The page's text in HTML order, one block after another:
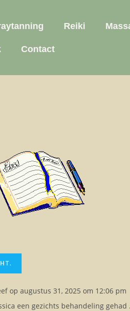
Reiki
Contact
op augustus 31, 2025 om 12:06 pm
een gezichts behandeling